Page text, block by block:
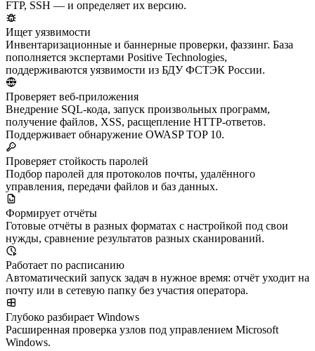
FTP, SSH — и определяет их версию.
Ищет уязвимости
Инвентаризационные и баннерные проверки, фаззинг. База
пополняется экспертами Positive Technologies,
поддерживаются уязвимости из БДУ ФСТЭК России.
Проверяет веб-приложения
Внедрение SQL-кода, запуск произвольных программ,
получение файлов, XSS, расщепление HTTP-ответов.
Поддерживает обнаружение OWASP TOP 10.
Проверяет стойкость паролей
Подбор паролей для протоколов почты, удалённого
управления, передачи файлов и баз данных.
Формирует отчёты
Готовые отчёты в разных форматах с настройкой под свои
нужды, сравнение результатов разных сканирований.
Работает по расписанию
Автоматический запуск задач в нужное время: отчёт уходит на
почту или в сетевую папку без участия оператора.
Глубоко разбирает Windows
Расширенная проверка узлов под управлением Microsoft
Windows.